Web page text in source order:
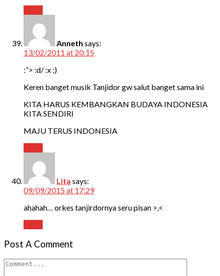
Anneth says:
13/02/2011 at 20:15
:”> :d/ :x ;)
Keren banget musik Tanjidor gw salut banget sama ini
KITA HARUS KEMBANGKAN BUDAYA INDONESIA
KITA SENDIRI
MAJU TERUS INDONESIA
Lita says:
09/09/2015 at 17:29
ahahah… orkes tanjirdornya seru pisan >,<
Post A Comment